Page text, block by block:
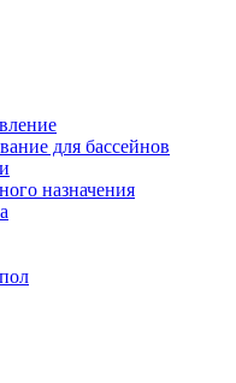
для бассейнов
назначения